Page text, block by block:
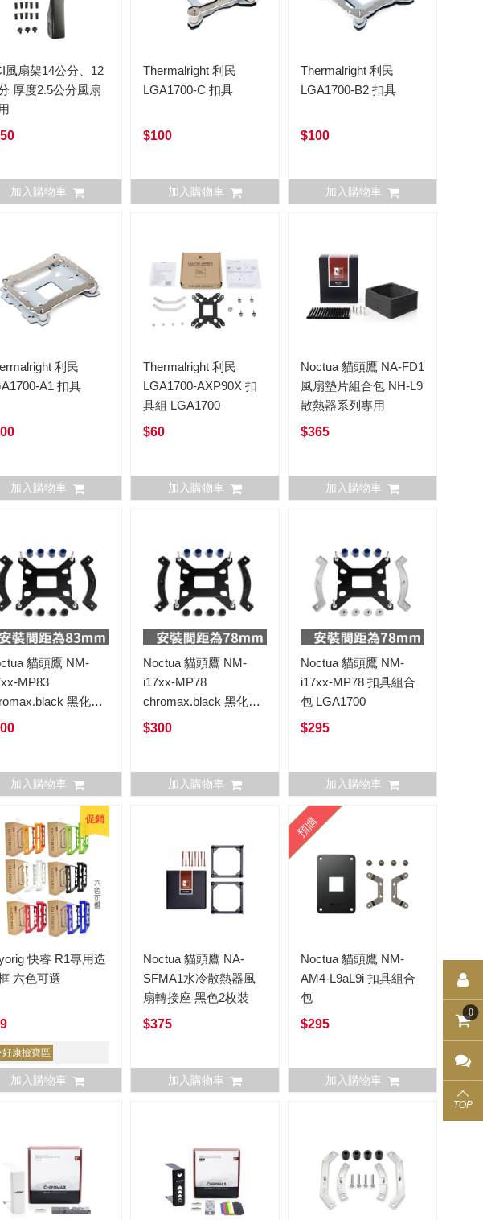
風扇架14公分、12
厚度2.5公分風扇
加入購物車
Thermalright 利民
LGA1700-C 扣具
$100
加入購物車
Thermalright 利民
LGA1700-B2 扣具
$100
加入購物車
利民
A1 扣具
加入購物車
Thermalright 利民
LGA1700-AXP90X 扣
具組 LGA1700
$60
加入購物車
Noctua 貓頭鷹 NA-FD1
風扇墊片組合包 NH-L9
散熱器系列專用
$365
加入購物車
貓頭鷹 NM-
MP83
黑化扣
合包 LGA1700
加入購物車
Noctua 貓頭鷹 NM-
i17xx-MP78
chromax.black 黑化扣
具組合包 LGA1700
$300
加入購物車
Noctua 貓頭鷹 NM-
i17xx-MP78 扣具組合
包 LGA1700
$295
加入購物車
促銷
快睿 R1專用造
六色可選
康撿寶區
加入購物車
Noctua 貓頭鷹 NA-
SFMA1水冷散熱器風
扇轉接座 黑色2枚裝
$375
加入購物車
預購
Noctua 貓頭鷹 NM-
AM4-L9aL9i 扣具組合
包
$295
加入購物車
0
TOP